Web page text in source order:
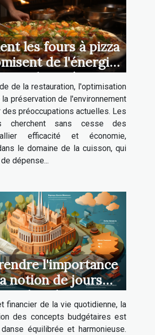
les fours à pizza
de l'énergie
les coûts pour
restaurateurs
de la restauration, l'optimisation
préservation de l'environnement
préoccupations actuelles. Les
cherchent sans cesse des
efficacité et économie,
le domaine de la cuisson, qui
dépense...
l'importance
notion de jours
dans la gestion
personnelle
financier de la vie quotidienne, la
des concepts budgétaires est
équilibrée et harmonieuse.